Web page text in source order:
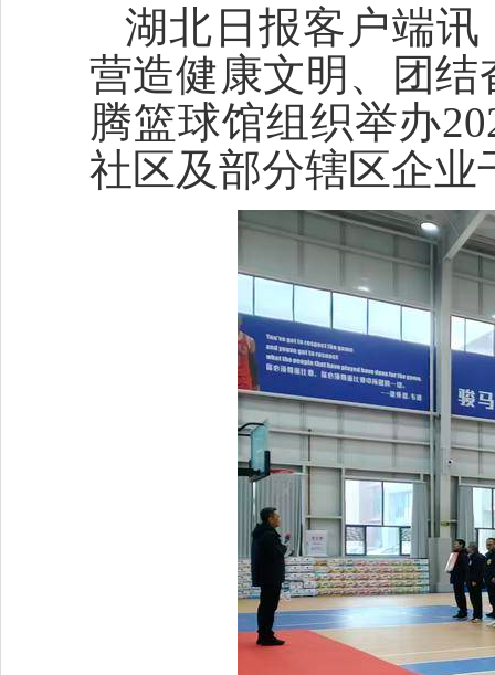
湖北日报客户端讯
营造健康文明、团
腾篮球馆组织举办
社区及部分辖区企